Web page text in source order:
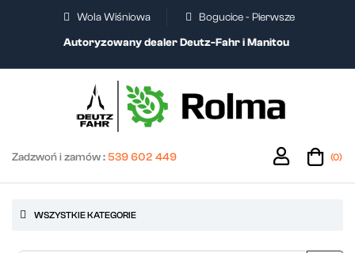
Wola Wiśniowa
Bogucice - Pierwsze
Autoryzowany dealer Deutz-Fahr i Manitou
Zadzwoń i zamów :539 602 449 (0)
WSZYSTKIE KATEGORIE